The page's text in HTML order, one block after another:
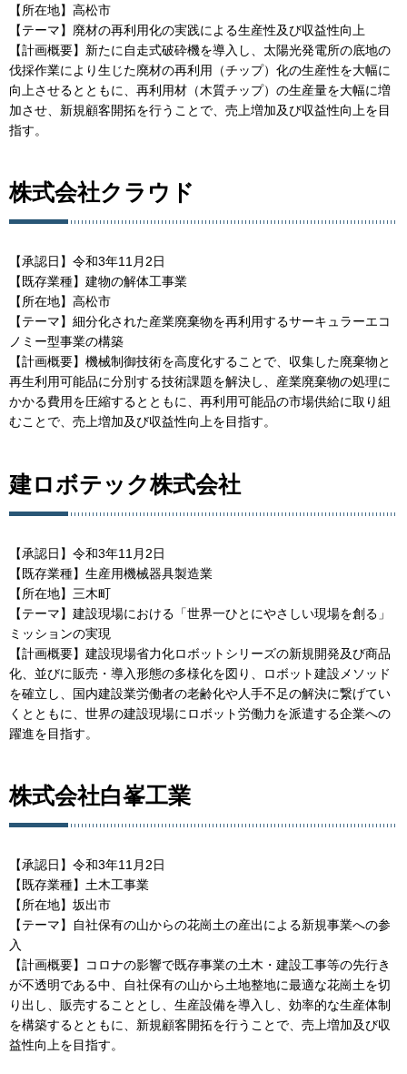
【所在地】高松市
【テーマ】廃材の再利用化の実践による生産性及び収益性向上
【計画概要】新たに自走式破砕機を導入し、太陽光発電所の底地の
伐採作業により生じた廃材の再利用（チップ）化の生産性を大幅に
向上させるとともに、再利用材（木質チップ）の生産量を大幅に増
加させ、新規顧客開拓を行うことで、売上増加及び収益性向上を目
指す。
株式会社クラウド
【承認日】令和3年11月2日
【既存業種】建物の解体工事業
【所在地】高松市
【テーマ】細分化された産業廃棄物を再利用するサーキュラーエコ
ノミー型事業の構築
【計画概要】機械制御技術を高度化することで、収集した廃棄物と
再生利用可能品に分別する技術課題を解決し、産業廃棄物の処理に
かかる費用を圧縮するとともに、再利用可能品の市場供給に取り組
むことで、売上増加及び収益性向上を目指す。
建ロボテック株式会社
【承認日】令和3年11月2日
【既存業種】生産用機械器具製造業
【所在地】三木町
【テーマ】建設現場における「世界一ひとにやさしい現場を創る」
ミッションの実現
【計画概要】建設現場省力化ロボットシリーズの新規開発及び商品
化、並びに販売・導入形態の多様化を図り、ロボット建設メソッド
を確立し、国内建設業労働者の老齢化や人手不足の解決に繋げてい
くとともに、世界の建設現場にロボット労働力を派遣する企業への
躍進を目指す。
株式会社白峯工業
【承認日】令和3年11月2日
【既存業種】土木工事業
【所在地】坂出市
【テーマ】自社保有の山からの花崗土の産出による新規事業への参
入
【計画概要】コロナの影響で既存事業の土木・建設工事等の先行き
が不透明である中、自社保有の山から土地整地に最適な花崗土を切
り出し、販売することとし、生産設備を導入し、効率的な生産体制
を構築するとともに、新規顧客開拓を行うことで、売上増加及び収
益性向上を目指す。